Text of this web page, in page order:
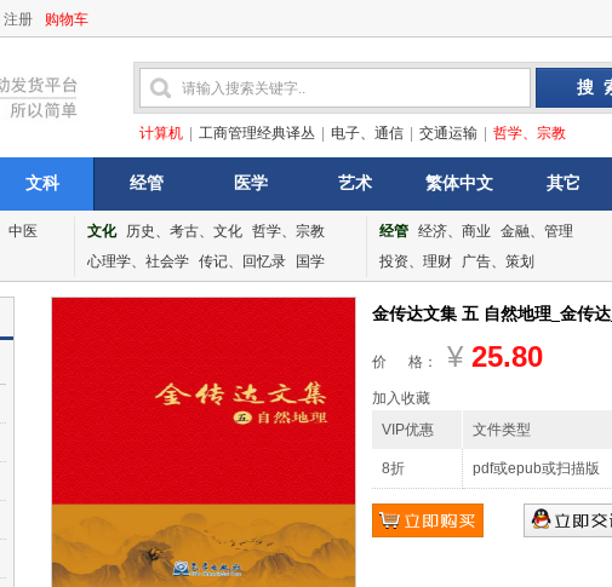
注册 购物车
计算机 工商管理经典译丛 电子、通信 交通运输 哲学、宗教
文科 经管 医学 艺术 繁体中文 其它
中医
文化 历史、考古、文化 哲学、宗教
心理学、社会学 传记、回忆录 国学
经管 经济、商业
金融、管理
投资、理财
广告、策划
金传达文集 五 自然地理_金传
价 格： ¥ 25.80
加入收藏
VIP优惠
文件类型
8折 pdf或epub或扫描版